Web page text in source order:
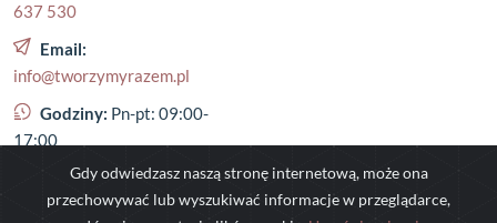
637 530
Email:
info@tworzymyrazem.pl
Godziny: Pn-pt: 09:00-
17:00
Gdy odwiedzasz naszą stronę internetową, może ona
przechowywać lub wyszukiwać informacje w przeglądarce,